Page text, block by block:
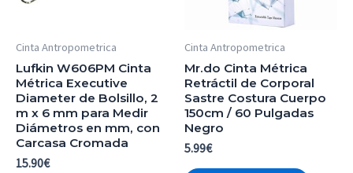
Cinta Antropometrica
Lufkin W606PM Cinta
Métrica Executive
Diameter de Bolsillo, 2
m x 6 mm para Medir
Diámetros en mm, con
Carcasa Cromada
15.90€
Cinta Antropometrica
Mr.do Cinta Métrica
Retráctil de Corporal
Sastre Costura Cuerpo
150cm / 60 Pulgadas
Negro
5.99€